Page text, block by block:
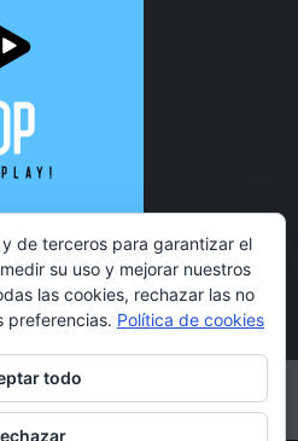
InstagramFacebookYouTube
de terceros para garantizar el
su uso y mejorar nuestros
las cookies, rechazar las no
preferencias. Política de cookies
todo